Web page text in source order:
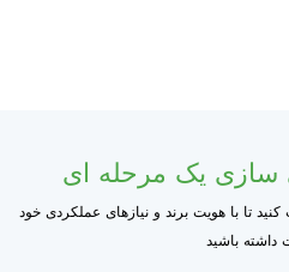
یک مرحله ای
تا با هویت برند و نیازهای عملکردی خود
داشته باشید